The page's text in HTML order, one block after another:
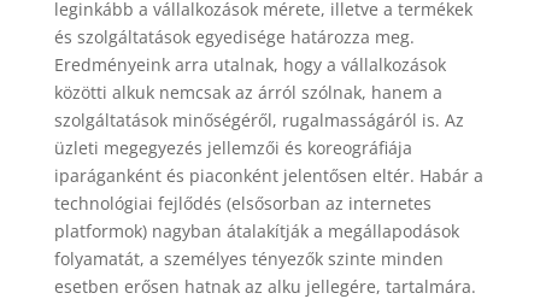
leginkább a vállalkozások mérete, illetve a termékek
és szolgáltatások egyedisége határozza meg.
Eredményeink arra utalnak, hogy a vállalkozások
közötti alkuk nemcsak az árról szólnak, hanem a
szolgáltatások minőségéről, rugalmasságáról is. Az
üzleti megegyezés jellemzői és koreográfiája
iparáganként és piaconként jelentősen eltér. Habár a
technológiai fejlődés (elsősorban az internetes
platformok) nagyban átalakítják a megállapodások
folyamatát, a személyes tényezők szinte minden
esetben erősen hatnak az alku jellegére, tartalmára.